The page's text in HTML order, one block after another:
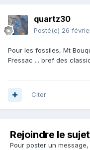
quartz30
Posté(e) 26
Pour les fossiles, Mt
Fressac ... bref des
Citer
Rejoindre le
Pour poster un